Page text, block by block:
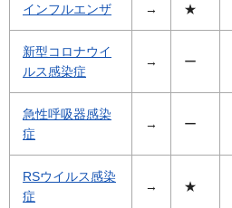
インフルエンザ → ★
新型コロナウイ
ルス感染症
→ ー
急性呼吸器感染
症
→ ー
RSウイルス感染
症
→ ★